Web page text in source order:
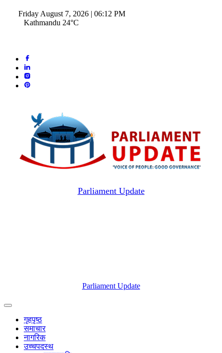
Friday August 7, 2026 | 06:12 PM
Kathmandu 24°C
Parliament Update
Parliament Update
गृहपृष्ठ
समाचार
नागरिक
उच्चपदस्थ